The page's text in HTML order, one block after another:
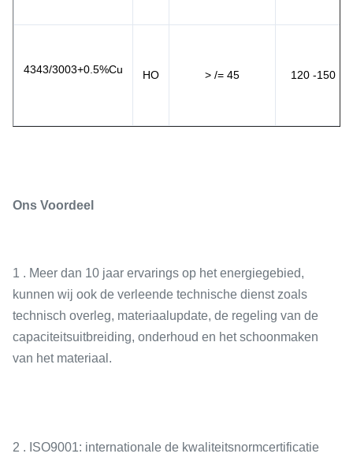
4343/3003+0.5%Cu HO > /= 45 120 -150
Ons Voordeel
1 . Meer dan 10 jaar ervarings op het energiegebied,
kunnen wij ook de verleende technische dienst zoals
technisch overleg, materiaalupdate, de regeling van de
capaciteitsuitbreiding, onderhoud en het schoonmaken
van het materiaal.
2 . ISO9001: internationale de kwaliteitsnormcertificatie